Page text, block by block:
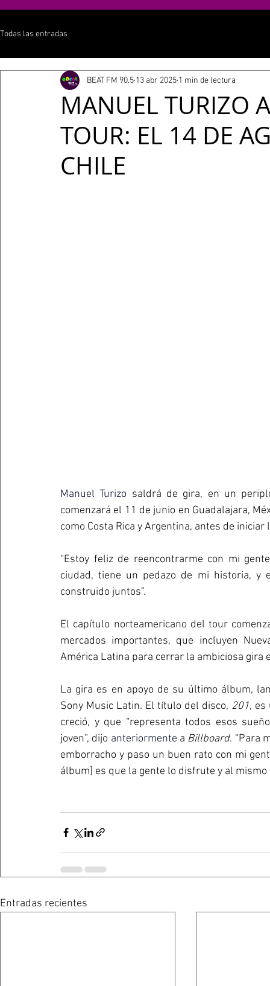
Todas las entradas
MANUEL TURIZO
TOUR: EL 14 DE
CHILE
BEAT FM 90.5 13 abr 2025 1 min de lectura
Manuel Turizo saldrá de gira, en un
comenzará el 11 de junio en Guadalajara,
como Costa Rica y Argentina, antes de
“Estoy feliz de reencontrarme con mi
ciudad, tiene un pedazo de mi historia, y
construido juntos”.
El capítulo norteamericano del tour
mercados importantes, que incluyen
América Latina para cerrar la ambiciosa gira
La gira es en apoyo de su último álbum,
Sony Music Latin. El título del disco, 201, es
creció, y que “representa todos esos
joven”, dijo anteriormente a Billboard. “Para
emborracho y paso un buen rato con mi
álbum] es que la gente lo disfrute y al
Entradas recientes